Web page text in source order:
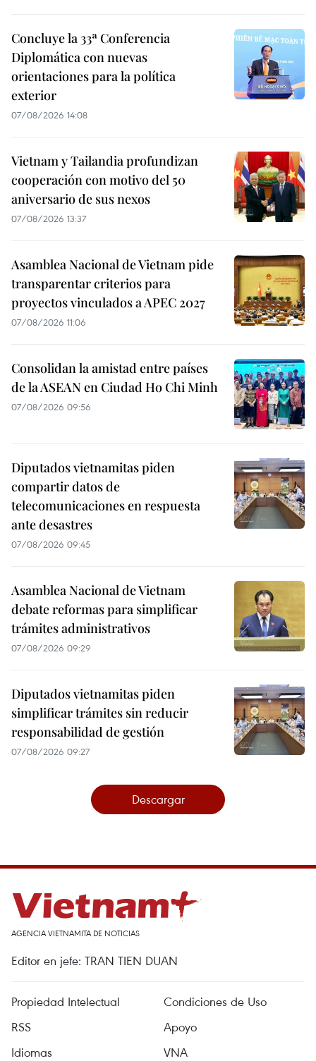
Concluye la 33ª Conferencia
Diplomática con nuevas
orientaciones para la política
exterior
07/08/2026 14:08
Vietnam y Tailandia profundizan
cooperación con motivo del 50
aniversario de sus nexos
07/08/2026 13:37
Asamblea Nacional de Vietnam pide
transparentar criterios para
proyectos vinculados a APEC 2027
07/08/2026 11:06
Consolidan la amistad entre países
de la ASEAN en Ciudad Ho Chi Minh
07/08/2026 09:56
Diputados vietnamitas piden
compartir datos de
telecomunicaciones en respuesta
ante desastres
07/08/2026 09:45
Asamblea Nacional de Vietnam
debate reformas para simplificar
trámites administrativos
07/08/2026 09:29
Diputados vietnamitas piden
simplificar trámites sin reducir
responsabilidad de gestión
07/08/2026 09:27
Descargar
AGENCIA VIETNAMITA DE NOTICIAS
Editor en jefe: TRAN TIEN DUAN
Propiedad Intelectual
Condiciones de Uso
RSS
Apoyo
Idiomas
VNA